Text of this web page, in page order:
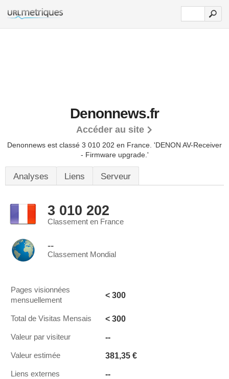
Denonnews.fr
Accéder au site
Denonnews est classé 3 010 202 en France. 'DENON AV-Receiver
- Firmware upgrade.'
Analyses Liens Serveur
3 010 202
Classement en France
--
Classement Mondial
Pages visionnées
mensuellement
< 300
Total de Visitas Mensais < 300
Valeur par visiteur --
Valeur estimée 381,35 €
Liens externes --